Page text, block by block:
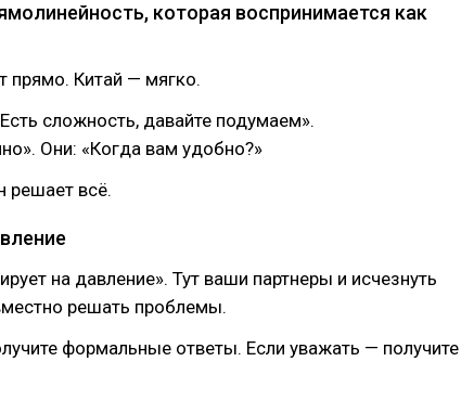
которая воспринимается как
прямо. Китай — мягко.
сложность, давайте подумаем».
Они: «Когда вам удобно?»
решает всё.
на давление». Тут ваши партнеры и исчезнуть
решать проблемы.
формальные ответы. Если уважать — получите